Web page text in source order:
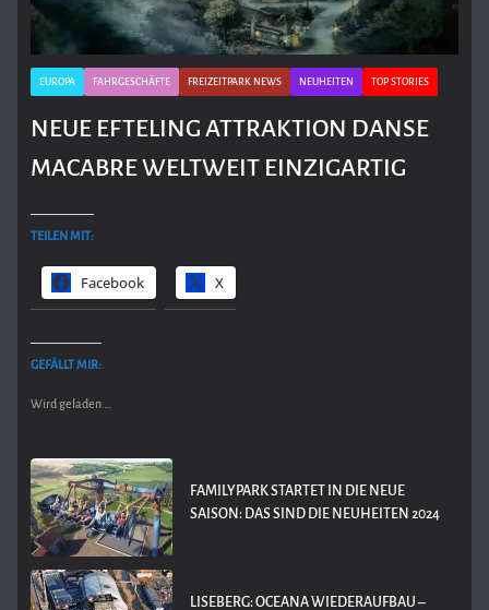
EUROPA FAHRGESCHÄFTE FREIZEITPARK NEWS NEUHEITEN TOP STORIES
NEUE EFTELING ATTRAKTION DANSE
MACABRE WELTWEIT EINZIGARTIG
TEILEN MIT:
Facebook X
GEFÄLLT MIR:
Wird geladen …
FAMILYPARK STARTET IN DIE NEUE
SAISON: DAS SIND DIE NEUHEITEN 2024
LISEBERG: OCEANA WIEDERAUFBAU –